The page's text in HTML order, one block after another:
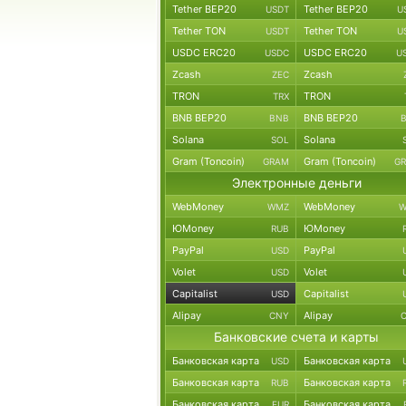
Tether BEP20 USDT Tether BEP20
Tether TON USDT Tether TON
USDC ERC20 USDC USDC ERC20
Zcash ZEC Zcash
TRON TRX TRON
BNB BEP20 BNB BNB BEP20
Solana SOL Solana
Gram (Toncoin) GRAM Gram (Toncoin)
Электронные деньги
WebMoney WMZ WebMoney
ЮMoney RUB ЮMoney
PayPal USD PayPal
Volet USD Volet
Capitalist USD Capitalist
Alipay CNY Alipay
Банковские счета и карты
Банковская карта USD Банковская карта
Банковская карта RUB Банковская карта